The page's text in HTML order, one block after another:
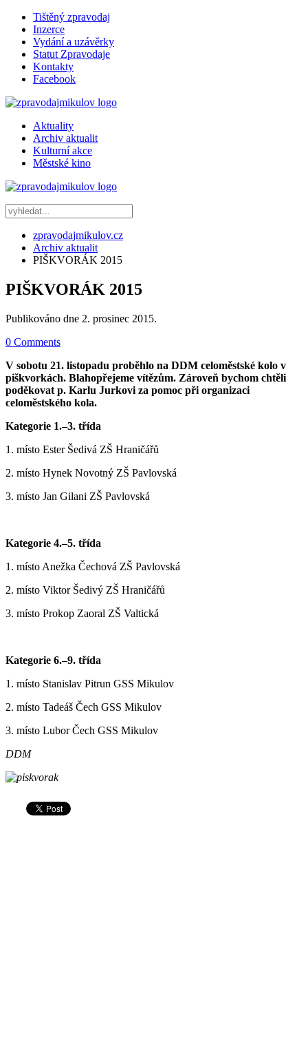
Tištěný zpravodaj
Inzerce
Vydání a uzávěrky
Statut Zpravodaje
Kontakty
Facebook
Aktuality
Archiv aktualit
Kulturní akce
Městské kino
zpravodajmikulov.cz
Archiv aktualit
PIŠKVORÁK 2015
PIŠKVORÁK 2015
Publikováno dne 2. prosinec 2015.
0 Comments
V sobotu 21. listopadu proběhlo na DDM celoměstské kolo v
piškvorkách. Blahopřejeme vítězům. Zároveň bychom chtěli
poděkovat p. Karlu Jurkovi za pomoc při organizaci
celoměstského kola.
Kategorie 1.–3. třída
1. místo Ester Šedivá ZŠ Hraničářů
2. místo Hynek Novotný ZŠ Pavlovská
3. místo Jan Gilani ZŠ Pavlovská
Kategorie 4.–5. třída
1. místo Anežka Čechová ZŠ Pavlovská
2. místo Viktor Šedivý ZŠ Hraničářů
3. místo Prokop Zaoral ZŠ Valtická
Kategorie 6.–9. třída
1. místo Stanislav Pitrun GSS Mikulov
2. místo Tadeáš Čech GSS Mikulov
3. místo Lubor Čech GSS Mikulov
DDM